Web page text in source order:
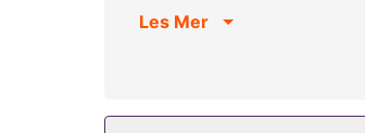
sengetøy av topp kvalitet. Du
Les Mer